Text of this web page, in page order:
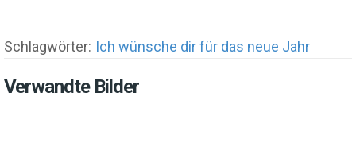
Schlagwörter: Ich wünsche dir für das neue Jahr
Verwandte Bilder